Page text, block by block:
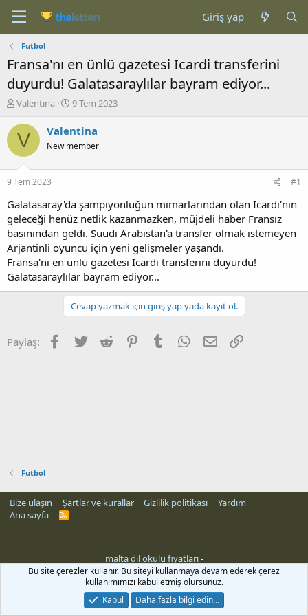
Giriş yap
Futbol
Fransa'nı en ünlü gazetesi Icardi transferini
duyurdu! Galatasaraylılar bayram ediyor...
K
n
b
u
u
b
a
ş
l
a
t
a
n
Valentina
B
ş
a
ç
a
r
i
h
i
9 Tem 2023
V Valentina
New member
9 Tem 2023 #1
Galatasaray'da şampiyonluğun mimarlarından olan Icardi'nin
geleceği henüz netlik kazanmazken, müjdeli haber Fransız
basınından geldi. Suudi Arabistan'a transfer olmak istemeyen
Arjantinli oyuncu için yeni gelişmeler yaşandı.
Fransa'nı en ünlü gazetesi Icardi transferini duyurdu!
Galatasaraylılar bayram ediyor...
Cevap yazmak için giriş yap yada kayıt ol.
Paylaş: Facebook
Twitter Reddit PinterestTumblr WhatsApp
E-posta
Futbol
Bize ulaşın Şartlar ve kurallar Gizlilik politikası
Yardım
Ana sayfa
R
malta dil okulu fiyatları-
Bu site çerezler kullanır. Bu siteyi kullanmaya devam ederek çerez
kullanımımızı kabul etmiş olursunuz.
Kabul
Daha fazla bilgi edin…